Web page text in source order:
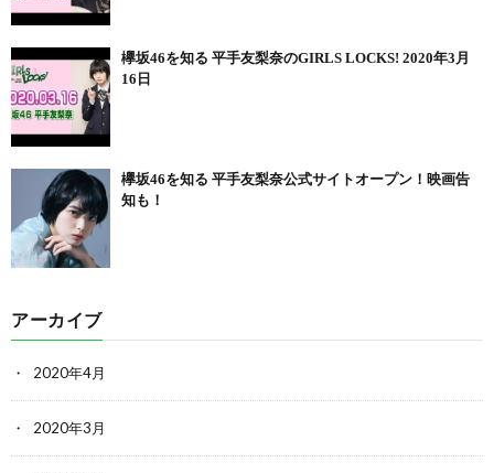
欅坂46を知る 平手友梨奈のGIRLS LOCKS! 2020年3月
16日
欅坂46を知る 平手友梨奈公式サイトオープン！映画告
知も！
アーカイブ
2020年4月
2020年3月